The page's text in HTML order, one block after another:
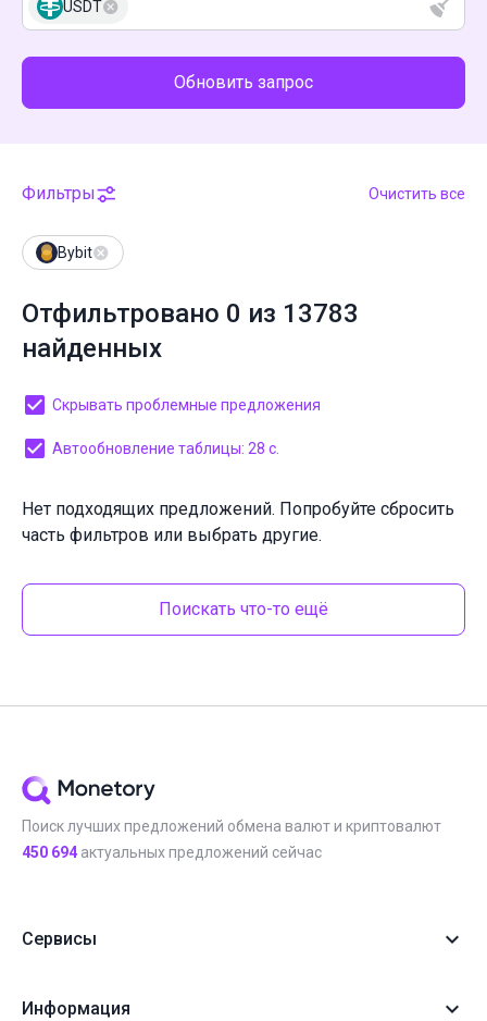
USDT
Обновить запрос
Фильтры Очистить все
Bybit
Отфильтровано 0 из 13783
найденных
Скрывать проблемные предложения
Автообновление таблицы: 28 с.
Нет подходящих предложений. Попробуйте сбросить
часть фильтров или выбрать другие.
Поискать что-то ещё
Поиск лучших предложений обмена валют и криптовалют
450 694 актуальных предложений сейчас
Сервисы
Информация